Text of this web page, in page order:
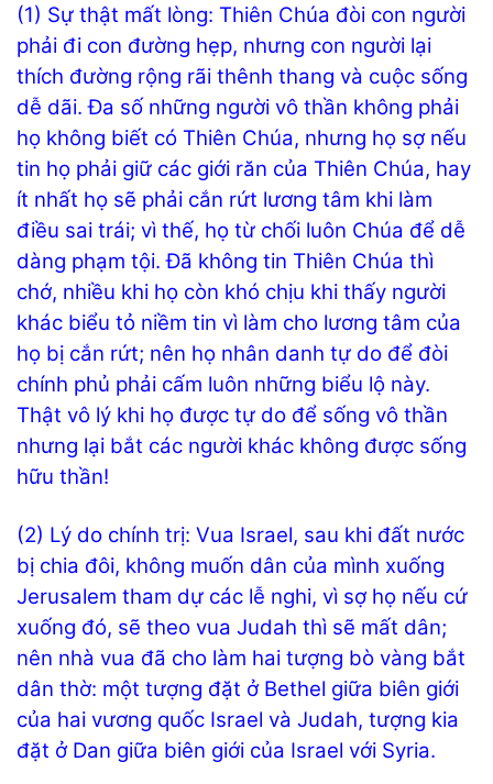
(1) Sự thật mất lòng: Thiên Chúa đòi con người
phải đi con đường hẹp, nhưng con người lại
thích đường rộng rãi thênh thang và cuộc sống
dễ dãi. Đa số những người vô thần không phải
họ không biết có Thiên Chúa, nhưng họ sợ nếu
tin họ phải giữ các giới răn của Thiên Chúa, hay
ít nhất họ sẽ phải cắn rứt lương tâm khi làm
điều sai trái; vì thế, họ từ chối luôn Chúa để dễ
dàng phạm tội. Đã không tin Thiên Chúa thì
chớ, nhiều khi họ còn khó chịu khi thấy người
khác biểu tỏ niềm tin vì làm cho lương tâm của
họ bị cắn rứt; nên họ nhân danh tự do để đòi
chính phủ phải cấm luôn những biểu lộ này.
Thật vô lý khi họ được tự do để sống vô thần
nhưng lại bắt các người khác không được sống
hữu thần!
(2) Lý do chính trị: Vua Israel, sau khi đất nước
bị chia đôi, không muốn dân của mình xuống
Jerusalem tham dự các lễ nghi, vì sợ họ nếu cứ
xuống đó, sẽ theo vua Judah thì sẽ mất dân;
nên nhà vua đã cho làm hai tượng bò vàng bắt
dân thờ: một tượng đặt ở Bethel giữa biên giới
của hai vương quốc Israel và Judah, tượng kia
đặt ở Dan giữa biên giới của Israel với Syria.